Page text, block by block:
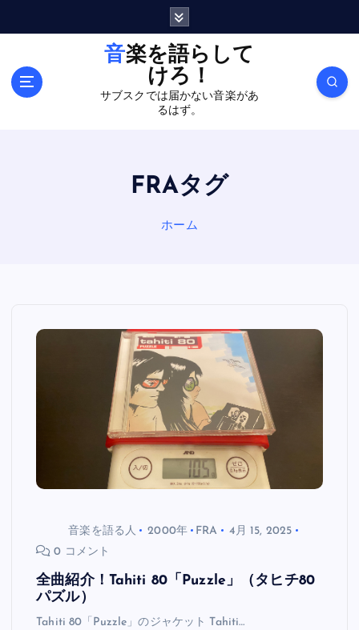
音楽を語らして
けろ！
サブスクでは届かない音楽があ
るはず。
FRAタグ
ホーム
音楽を語る人 2000年 FRA
4月 15, 2025
0 コメント
全曲紹介！Tahiti 80「Puzzle」（タヒチ80
パズル）
Tahiti 80「Puzzle」のジャケット Tahiti…